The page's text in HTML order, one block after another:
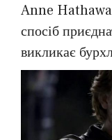
Anne
спосіб
викликає